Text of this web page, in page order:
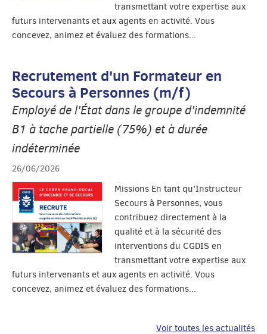
transmettant votre expertise aux
futurs intervenants et aux agents en activité. Vous
concevez, animez et évaluez des formations...
Recrutement d'un Formateur en
Secours à Personnes (m/f)
Employé de l'État dans le groupe d'indemnité
B1 à tache partielle (75%) et à durée
indéterminée
26/06/2026
Missions En tant qu’Instructeur
Secours à Personnes, vous
contribuez directement à la
qualité et à la sécurité des
interventions du CGDIS en
transmettant votre expertise aux
futurs intervenants et aux agents en activité. Vous
concevez, animez et évaluez des formations...
Voir toutes les actualités